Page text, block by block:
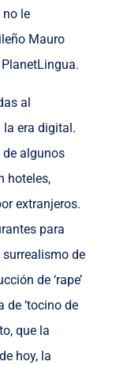
le
Mauro
al
era digital.
de algunos
hoteles,
extranjeros.
para
de
de ‘rape’
de ‘tocino de
que la
hoy, la